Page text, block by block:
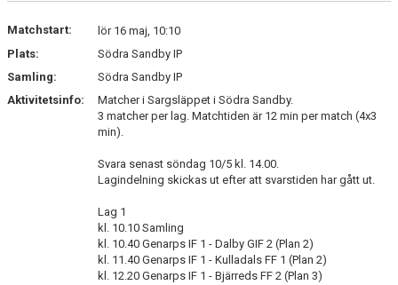
KONTAKT
Matchstart:
lör 16 maj, 10:10
Plats:
Södra Sandby IP
Samling:
Södra Sandby IP
Aktivitetsinfo:
Matcher i Sargsläppet i Södra Sandby.
3 matcher per lag. Matchtiden är 12 min per match (4x3
min).
Svara senast söndag 10/5 kl. 14.00.
Lagindelning skickas ut efter att svarstiden har gått ut.
Lag 1
kl. 10.10 Samling
kl. 10.40 Genarps IF 1 - Dalby GIF 2 (Plan 2)
kl. 11.40 Genarps IF 1 - Kulladals FF 1 (Plan 2)
kl. 12.20 Genarps IF 1 - Bjärreds FF 2 (Plan 3)